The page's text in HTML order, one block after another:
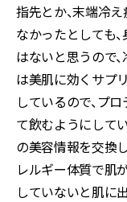
指先とか、末端冷
なかったとしても
はないと思うので
は美肌に効くサプ
しているので、プ
て飲むようにして
の美容情報を交換
レルギー体質で肌
していないと肌に